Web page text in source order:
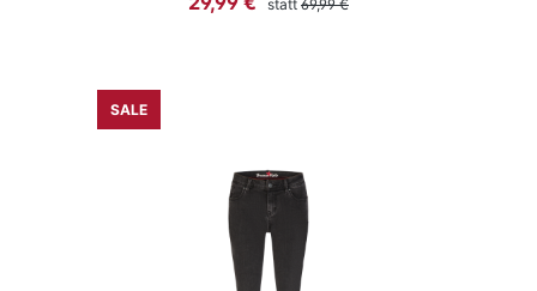
statt 69,99 €
SALE